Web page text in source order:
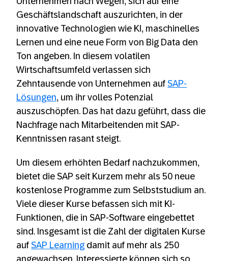
Geschäftslandschaft auszurichten, in der
innovative Technologien wie KI, maschinelles
Lernen und eine neue Form von Big Data den
Ton angeben. In diesem volatilen
Wirtschaftsumfeld verlassen sich
Zehntausende von Unternehmen auf SAP-
Lösungen, um ihr volles Potenzial
auszuschöpfen. Das hat dazu geführt, dass die
Nachfrage nach Mitarbeitenden mit SAP-
Kenntnissen rasant steigt.
Um diesem erhöhten Bedarf nachzukommen,
bietet die SAP seit Kurzem mehr als 50 neue
kostenlose Programme zum Selbststudium an.
Viele dieser Kurse befassen sich mit KI-
Funktionen, die in SAP-Software eingebettet
sind. Insgesamt ist die Zahl der digitalen Kurse
auf SAP Learning damit auf mehr als 250
angewachsen. Interessierte können sich so